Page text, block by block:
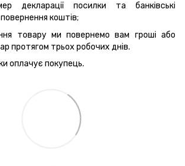
декларації посилки та банківські
коштів;
товару ми повернемо вам гроші або
протягом трьох робочих днів.
оплачує покупець.